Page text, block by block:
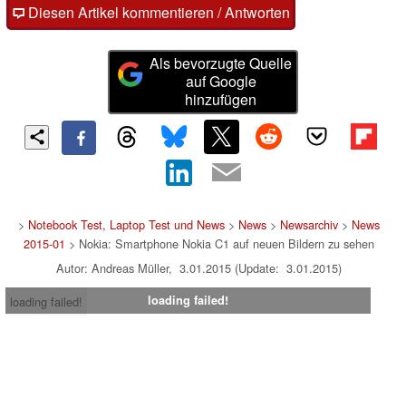
Diesen Artikel kommentieren / Antworten
Als bevorzugte Quelle
auf Google
hinzufügen
> Notebook Test, Laptop Test und News> News> Newsarchiv> News
2015-01 > Nokia: Smartphone Nokia C1 auf neuen Bildern zu sehen
Autor: Andreas Müller, 3.01.2015 (Update: 3.01.2015)
loading failed!
loading failed!